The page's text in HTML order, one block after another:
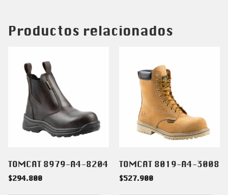
Productos relacionados
TOMCAT 8979-A4-8204
$294.800
TOMCAT 8019-A4-3008
$527.900